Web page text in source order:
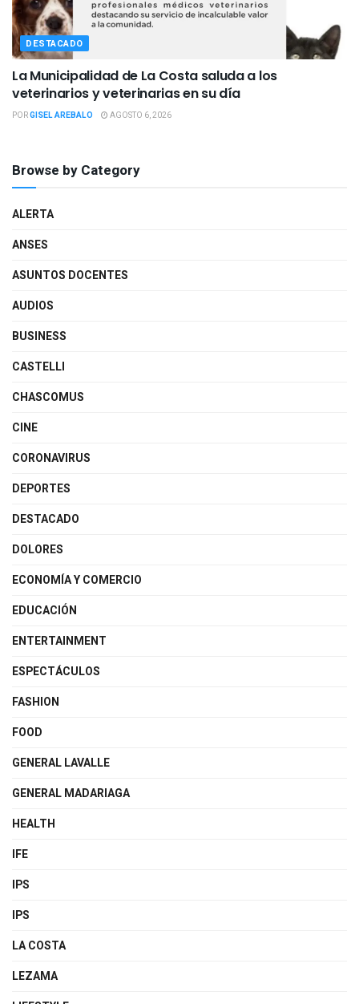
DESTACADO
La Municipalidad de La Costa saluda a los
veterinarios y veterinarias en su día
PORGISEL AREBALO AGOSTO 6, 2026
Browse by Category
ALERTA
ANSES
ASUNTOS DOCENTES
AUDIOS
BUSINESS
CASTELLI
CHASCOMUS
CINE
CORONAVIRUS
DEPORTES
DESTACADO
DOLORES
ECONOMÍA Y COMERCIO
EDUCACIÓN
ENTERTAINMENT
ESPECTÁCULOS
FASHION
FOOD
GENERAL LAVALLE
GENERAL MADARIAGA
HEALTH
IFE
IPS
IPS
LA COSTA
LEZAMA